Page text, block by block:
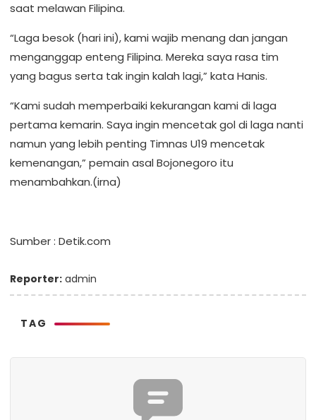
saat melawan Filipina.
“Laga besok (hari ini), kami wajib menang dan jangan
menganggap enteng Filipina. Mereka saya rasa tim
yang bagus serta tak ingin kalah lagi,” kata Hanis.
“Kami sudah memperbaiki kekurangan kami di laga
pertama kemarin. Saya ingin mencetak gol di laga nanti
namun yang lebih penting Timnas U19 mencetak
kemenangan,” pemain asal Bojonegoro itu
menambahkan.(irna)
Sumber : Detik.com
Reporter: admin
TAG